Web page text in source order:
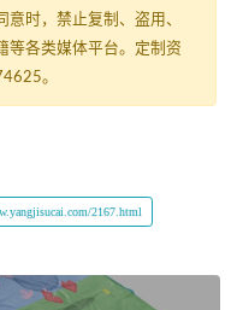
时，禁止复制、盗用、
等各类媒体平台。定制资
。
2167.html